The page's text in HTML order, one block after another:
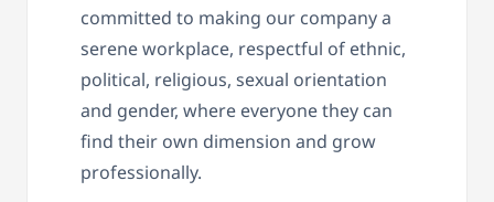
committed to making our company a
serene workplace, respectful of ethnic,
political, religious, sexual orientation
and gender, where everyone they can
find their own dimension and grow
professionally.